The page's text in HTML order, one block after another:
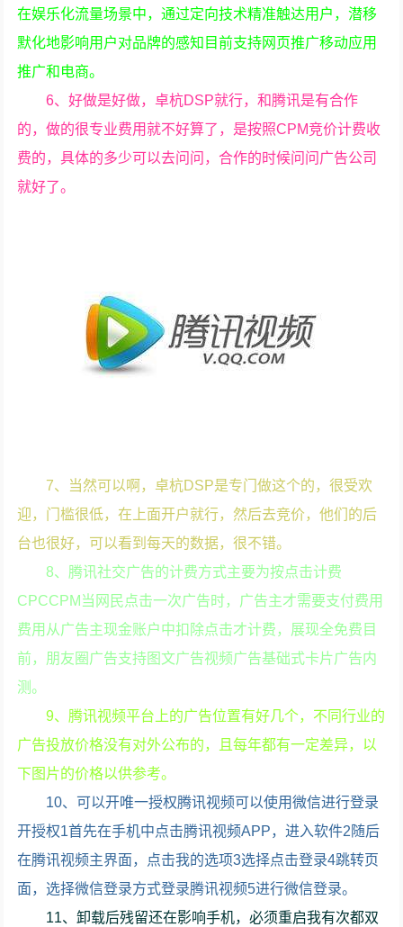
在娱乐化流量场景中，通过定向技术精准触达用户，潜移
默化地影响用户对品牌的感知目前支持网页推广移动应用
推广和电商。
6、好做是好做，卓杭DSP就行，和腾讯是有合作
的，做的很专业费用就不好算了，是按照CPM竞价计费收
费的，具体的多少可以去问问，合作的时候问问广告公司
就好了。
7、当然可以啊，卓杭DSP是专门做这个的，很受欢
迎，门槛很低，在上面开户就行，然后去竞价，他们的后
台也很好，可以看到每天的数据，很不错。
8、腾讯社交广告的计费方式主要为按点击计费
CPCCPM当网民点击一次广告时，广告主才需要支付费用
费用从广告主现金账户中扣除点击才计费，展现全免费目
前，朋友圈广告支持图文广告视频广告基础式卡片广告内
测。
9、腾讯视频平台上的广告位置有好几个，不同行业的
广告投放价格没有对外公布的，且每年都有一定差异，以
下图片的价格以供参考。
10、可以开唯一授权腾讯视频可以使用微信进行登录
开授权1首先在手机中点击腾讯视频APP，进入软件2随后
在腾讯视频主界面，点击我的选项3选择点击登录4跳转页
面，选择微信登录方式登录腾讯视频5进行微信登录。
11、卸载后残留还在影响手机，必须重启我有次都双